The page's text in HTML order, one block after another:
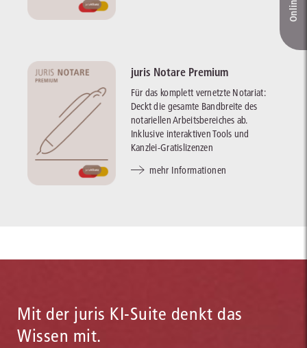
juris Notare Premium
Für das komplett vernetzte Notariat:
Deckt die gesamte Bandbreite des
notariellen Arbeitsbereiches ab.
Inklusive interaktiven Tools und
Kanzlei-Gratislizenzen
mehr Informationen
Mit der juris KI-Suite denkt das
Wissen mit.